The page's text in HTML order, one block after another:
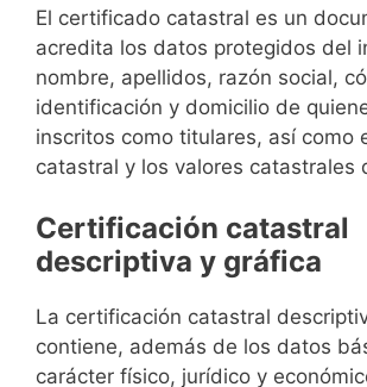
El certificado catastral es un
acredita los datos protegidos del
nombre, apellidos, razón social,
identificación y domicilio de
inscritos como titulares, así como
catastral y los valores catastrales
Certificación catastral
descriptiva y gráfica
La certificación catastral
contiene, además de los datos
carácter físico, jurídico y